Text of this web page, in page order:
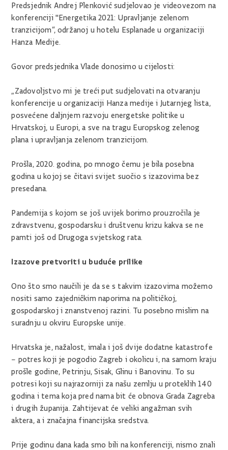
Predsjednik Andrej Plenković sudjelovao je videovezom na
konferenciji "Energetika 2021: Upravljanje zelenom
tranzicijom“, održanoj u hotelu Esplanade u organizaciji
Hanza Medije.
Govor predsjednika Vlade donosimo u cijelosti:
„Zadovoljstvo mi je treći put sudjelovati na otvaranju
konferencije u organizaciji Hanza medije i Jutarnjeg lista,
posvećene daljnjem razvoju energetske politike u
Hrvatskoj, u Europi, a sve na tragu Europskog zelenog
plana i upravljanja zelenom tranzicijom.
Prošla, 2020. godina, po mnogo čemu je bila posebna
godina u kojoj se čitavi svijet suočio s izazovima bez
presedana.
Pandemija s kojom se još uvijek borimo prouzročila je
zdravstvenu, gospodarsku i društvenu krizu kakva se ne
pamti još od Drugoga svjetskog rata.
Izazove pretvoriti u buduće prilike
Ono što smo naučili je da se s takvim izazovima možemo
nositi samo zajedničkim naporima na političkoj,
gospodarskoj i znanstvenoj razini. Tu posebno mislim na
suradnju u okviru Europske unije.
Hrvatska je, nažalost, imala i još dvije dodatne katastrofe
– potres koji je pogodio Zagreb i okolicu i, na samom kraju
prošle godine, Petrinju, Sisak, Glinu i Banovinu. To su
potresi koji su najrazorniji za našu zemlju u proteklih 140
godina i tema koja pred nama bit će obnova Grada Zagreba
i drugih županija. Zahtijevat će veliki angažman svih
aktera, a i značajna financijska sredstva.
Prije godinu dana kada smo bili na konferenciji, nismo znali